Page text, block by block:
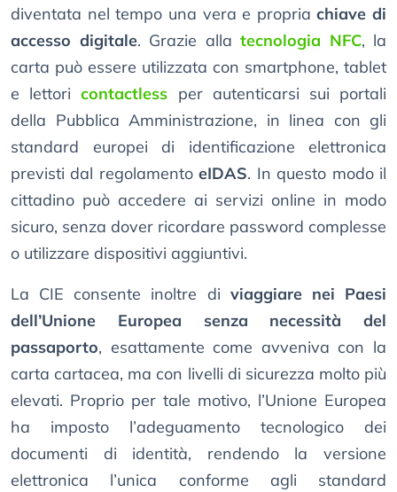
diventata nel tempo una vera e propriachiave di
accesso digitale. Grazie alla tecnologia NFC, la
carta può essere utilizzata con smartphone, tablet
e lettoricontactless per autenticarsi sui portali
della Pubblica Amministrazione, in linea con gli
standard europei di identificazione elettronica
previsti dal regolamentoeIDAS. In questo modo il
cittadino può accedere ai servizi online in modo
sicuro, senza dover ricordare password complesse
o utilizzare dispositivi aggiuntivi.
La CIE consente inoltre di viaggiare nei Paesi
dell’Unione Europea senza necessità del
passaporto, esattamente come avveniva con la
carta cartacea, ma con livelli di sicurezza molto più
elevati. Proprio per tale motivo, l’Unione Europea
ha imposto l’adeguamento tecnologico dei
documenti di identità, rendendo la versione
elettronica l’unica conforme agli standard